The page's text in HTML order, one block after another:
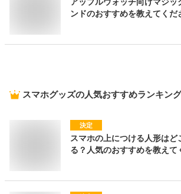
アップルウォッチ向けマジッ
ンドのおすすめを教えてくだ
スマホグッズの人気おすすめランキング
決定
スマホの上につける人形はど
る？人気のおすすめを教えて